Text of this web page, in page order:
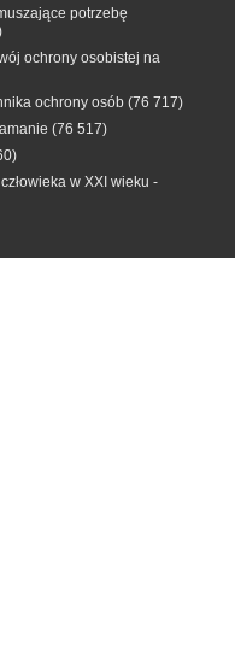
potrzebę
ochrony osobistej na
ochrony osób (76 717)
(76 517)
w XXI wieku -